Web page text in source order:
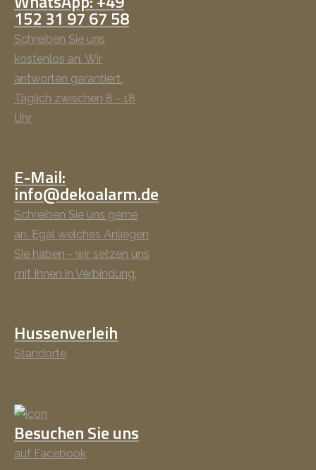
152 31 97 67 58
Schreiben Sie uns
kostenlos an. Wir
antworten garantiert.
Täglich zwischen 8 - 18
Uhr
E-Mail:
info@dekoalarm.de
Schreiben Sie uns gerne
an. Egal welches Anliegen
Sie haben - wir setzen uns
mit Ihnen in Verbindung.
Hussenverleih
Standorte
Besuchen Sie uns
auf Facebook